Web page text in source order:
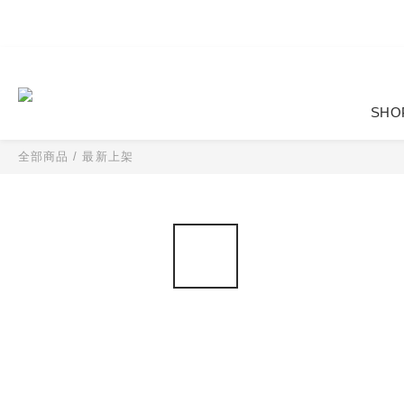
全部商品 /最新上架